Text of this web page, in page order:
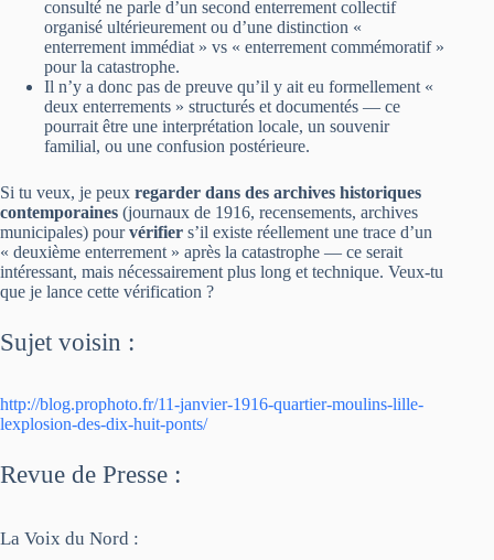
consulté ne parle d’un second enterrement collectif
organisé ultérieurement ou d’une distinction «
enterrement immédiat » vs « enterrement commémoratif »
pour la catastrophe.
Il n’y a donc pas de preuve qu’il y ait eu formellement «
deux enterrements » structurés et documentés — ce
pourrait être une interprétation locale, un souvenir
familial, ou une confusion postérieure.
Si tu veux, je peux regarder dans des archives historiques
contemporaines (journaux de 1916, recensements, archives
municipales) pourvérifier s’il existe réellement une trace d’un
« deuxième enterrement » après la catastrophe — ce serait
intéressant, mais nécessairement plus long et technique. Veux-tu
que je lance cette vérification ?
Sujet voisin :
http://blog.prophoto.fr/11-janvier-1916-quartier-moulins-lille-
lexplosion-des-dix-huit-ponts/
Revue de Presse :
La Voix du Nord :